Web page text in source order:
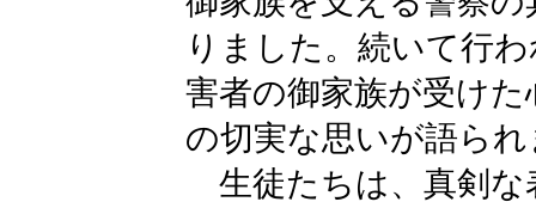
りました。続いて行
害者の御家族が受け
の切実な思いが語ら
生徒たちは、真剣な